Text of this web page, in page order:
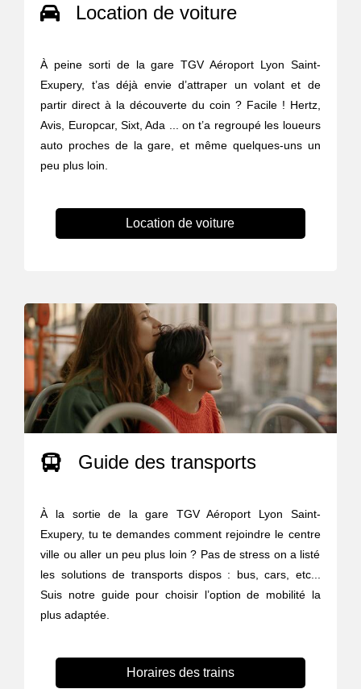
Location de voiture
À peine sorti de la gare TGV Aéroport Lyon Saint-
Exupery, t’as déjà envie d’attraper un volant et de
partir direct à la découverte du coin ? Facile ! Hertz,
Avis, Europcar, Sixt, Ada ... on t’a regroupé les loueurs
auto proches de la gare, et même quelques-uns un
peu plus loin.
Location de voiture
Guide des transports
À la sortie de la gare TGV Aéroport Lyon Saint-
Exupery, tu te demandes comment rejoindre le centre
ville ou aller un peu plus loin ? Pas de stress on a listé
les solutions de transports dispos : bus, cars, etc...
Suis notre guide pour choisir l’option de mobilité la
plus adaptée.
Horaires des trains